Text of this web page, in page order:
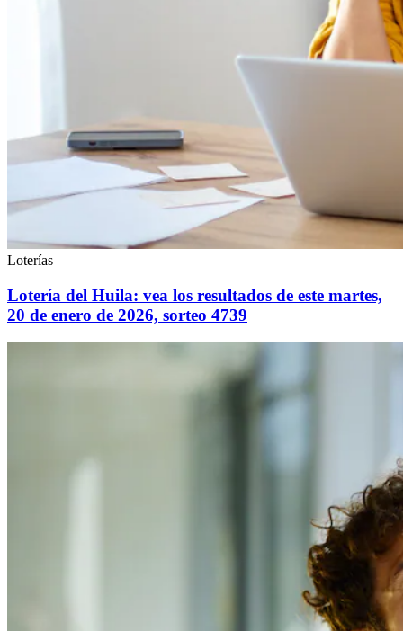
Loterías
Lotería del Huila: vea los resultados de este martes,
20 de enero de 2026, sorteo 4739